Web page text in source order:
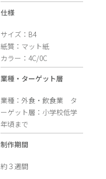
仕様
サイズ：B4
紙質：マット紙
カラー：4C/0C
業種・ターゲット層
業種：外食・飲食業 タ
ーゲット層：小学校低学
年頃まで
制作期間
約３週間